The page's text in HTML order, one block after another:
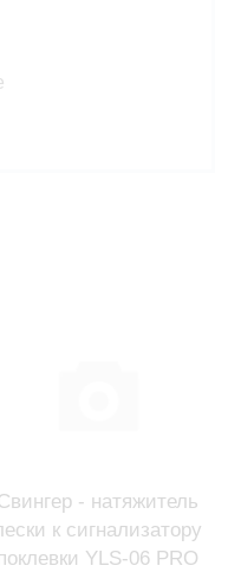
- натяжитель
к сигнализатору
YLS-06 PRO